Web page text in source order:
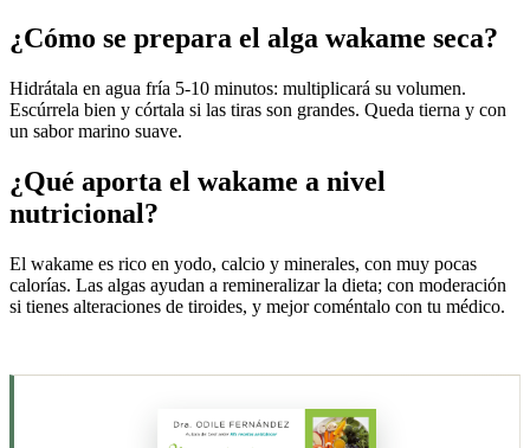
¿Cómo se prepara el alga wakame seca?
Hidrátala en agua fría 5-10 minutos: multiplicará su volumen.
Escúrrela bien y córtala si las tiras son grandes. Queda tierna y con
un sabor marino suave.
¿Qué aporta el wakame a nivel
nutricional?
El wakame es rico en yodo, calcio y minerales, con muy pocas
calorías. Las algas ayudan a remineralizar la dieta; con moderación
si tienes alteraciones de tiroides, y mejor coméntalo con tu médico.